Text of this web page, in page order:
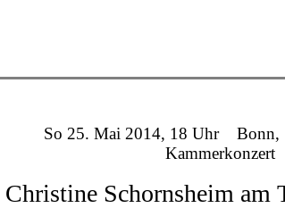
So 25. Mai 2014, 18 Uhr
Kammerkonzert
Christine Schornsheim am